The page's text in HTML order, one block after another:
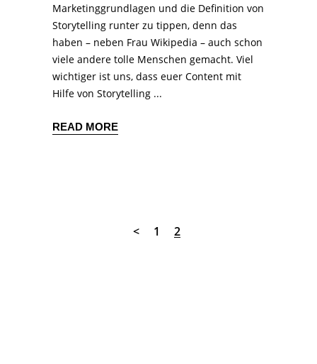
Marketinggrundlagen und die Definition von
Storytelling runter zu tippen, denn das
haben – neben Frau Wikipedia – auch schon
viele andere tolle Menschen gemacht. Viel
wichtiger ist uns, dass euer Content mit
Hilfe von Storytelling
READ MORE
1 2